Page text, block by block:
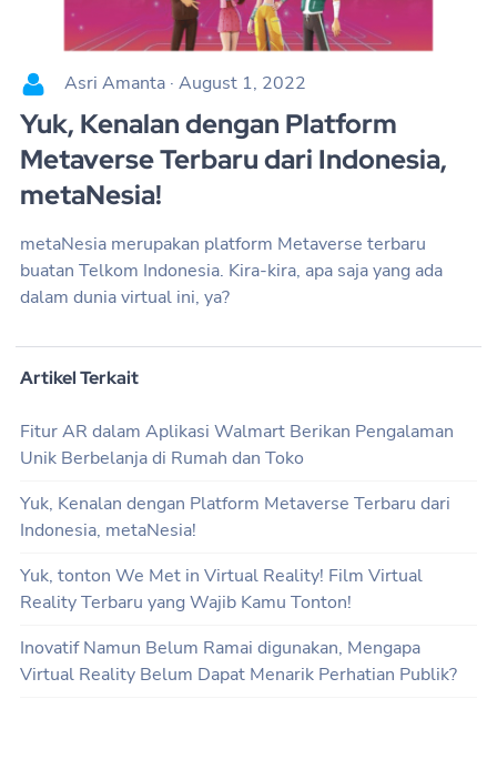
Asri Amanta · August 1, 2022
Yuk, Kenalan dengan Platform
Metaverse Terbaru dari Indonesia,
metaNesia!
metaNesia merupakan platform Metaverse terbaru
buatan Telkom Indonesia. Kira-kira, apa saja yang ada
dalam dunia virtual ini, ya?
Artikel Terkait
Fitur AR dalam Aplikasi Walmart Berikan Pengalaman
Unik Berbelanja di Rumah dan Toko
Yuk, Kenalan dengan Platform Metaverse Terbaru dari
Indonesia, metaNesia!
Yuk, tonton We Met in Virtual Reality! Film Virtual
Reality Terbaru yang Wajib Kamu Tonton!
Inovatif Namun Belum Ramai digunakan, Mengapa
Virtual Reality Belum Dapat Menarik Perhatian Publik?